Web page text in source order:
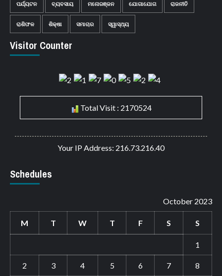
ପର୍ଯ୍ୟଟନ ବ୍ୟବସାୟ ମନୋରଞ୍ଜନ ଯୋଗାଯୋଗ ରାଜନୀତି
ରାଶିଫଳ ଶିକ୍ଷା ସମାଚାର ସ୍ୱାସ୍ଥ୍ୟ
Visitor Counter
Total Visit : 2170524
Your IP Address: 216.73.216.40
Schedules
October 2023
M T W T F S S
1
2 3 4 5 6 7 8